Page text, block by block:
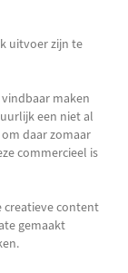
uitvoer zijn te
maken
een niet al
daar zomaar
commercieel is
creatieve content
gemaakt